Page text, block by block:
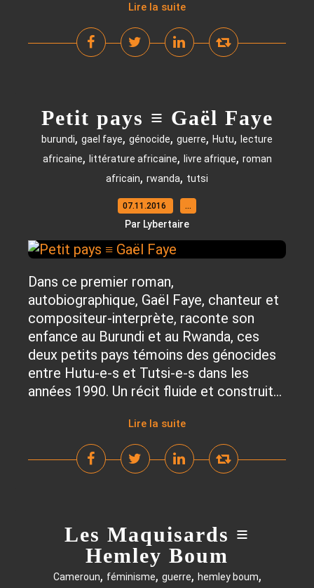
Lire la suite
Petit pays ≡ Gaël Faye
burundi, gael faye, génocide, guerre, Hutu, lecture
africaine, littérature africaine, livre afrique, roman
africain, rwanda, tutsi
07.11.2016 …
Par Lybertaire
Dans ce premier roman,
autobiographique, Gaël Faye, chanteur et
compositeur-interprète, raconte son
enfance au Burundi et au Rwanda, ces
deux petits pays témoins des génocides
entre Hutu-e-s et Tutsi-e-s dans les
années 1990. Un récit fluide et construit...
Lire la suite
Les Maquisards ≡
Hemley Boum
Cameroun, féminisme, guerre, hemley boum,